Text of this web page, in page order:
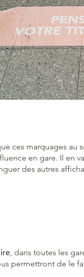
ces marquages au
en gare. Il en
des autres
, dans toutes les
permettront de le